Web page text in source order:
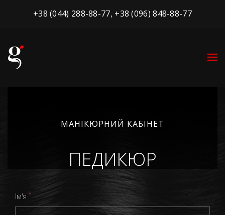
+38 (044) 288-88-77, +38 (096) 848-88-77
МАНІКЮРНИЙ КАБІНЕТ
ПЕДИКЮР
Ім'я *